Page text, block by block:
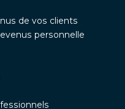
de vos clients
personnelle